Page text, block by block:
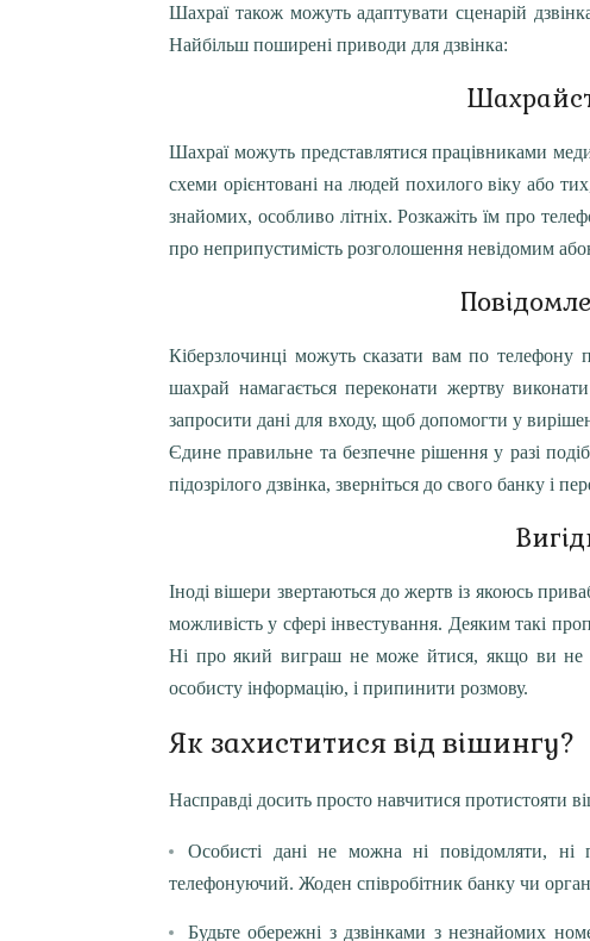
Шахраї також можуть адаптувати сценарій
Найбільш поширені приводи для дзвінка:
Шахраї можуть представлятися працівниками
схеми орієнтовані на людей похилого віку або
знайомих, особливо літніх. Розкажіть їм про
про неприпустимість розголошення невідомим
Кіберзлочинці можуть сказати вам по телефону
шахрай намагається переконати жертву
запросити дані для входу, щоб допомогти у
Єдине правильне та безпечне рішення у разі
підозрілого дзвінка, зверніться до свого банку і
Іноді вішери звертаються до жертв із якоюсь
можливість у сфері інвестування. Деяким такі
Ні про який виграш не може йтися, якщо ви не
особисту інформацію, і припинити розмову.
Як захиститися від вішингу?
Насправді досить просто навчитися протистояти
Особисті дані не можна ні повідомляти, ні
телефонуючий. Жоден співробітник банку чи
Будьте обережні з дзвінками з незнайомих